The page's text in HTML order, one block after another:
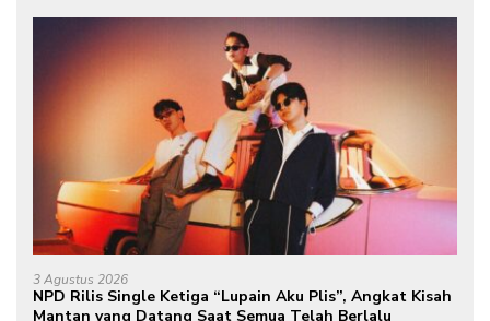
3 Agustus 2026
NPD Rilis Single Ketiga “Lupain Aku Plis”, Angkat Kisah
Mantan yang Datang Saat Semua Telah Berlalu